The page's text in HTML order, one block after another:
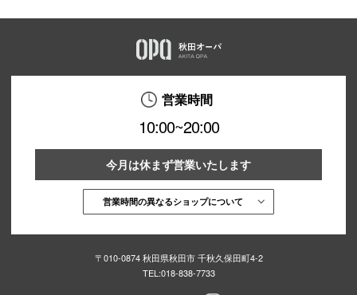
営業時間
10:00~20:00
今月は休まず営業いたします
営業時間の異なるショップについて
〒010-0874 秋田県秋田市 千秋久保田町4-2
TEL:018-838-7733